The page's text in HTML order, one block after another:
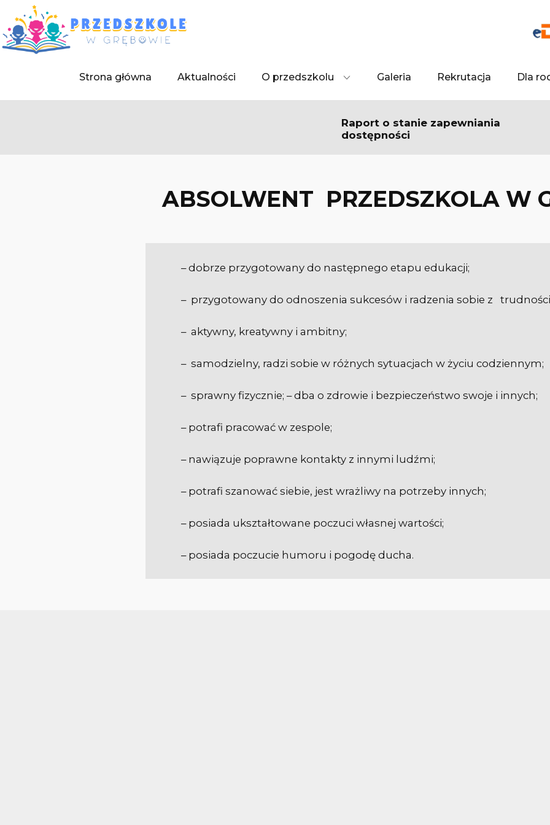
Strona główna Aktualności O przedszkolu Galeria Rekrutacja Dla
Raport o stanie zapewniania
dostępności
ABSOLWENT PRZEDSZKOLA W
– dobrze przygotowany do następnego etapu edukacji;
– przygotowany do odnoszenia sukcesów i radzenia sobie z
– aktywny, kreatywny i ambitny;
– samodzielny, radzi sobie w różnych sytuacjach w życiu codziennym;
– sprawny fizycznie; – dba o zdrowie i bezpieczeństwo swoje i innych;
– potrafi pracować w zespole;
– nawiązuje poprawne kontakty z innymi ludźmi;
– potrafi szanować siebie, jest wrażliwy na potrzeby innych;
– posiada ukształtowane poczuci własnej wartości;
– posiada poczucie humoru i pogodę ducha.